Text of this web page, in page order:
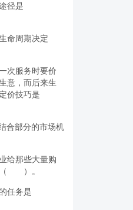
径是
命周期决定
次服务时要价
意，而后来生
价技巧是
合部分的市场机
给那些大量购
（ ）。
任务是